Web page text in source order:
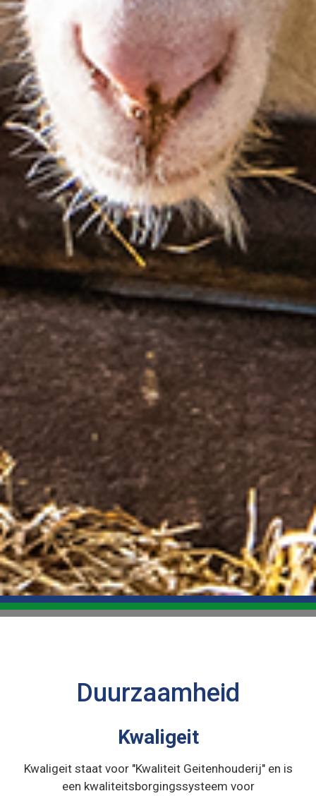
Duurzaamheid
Kwaligeit
Kwaligeit staat voor "Kwaliteit Geitenhouderij" en is
een kwaliteitsborgingssysteem voor